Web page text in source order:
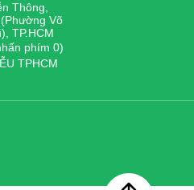
Thông,
Võ
TP.HCM
phím 0)
TPHCM